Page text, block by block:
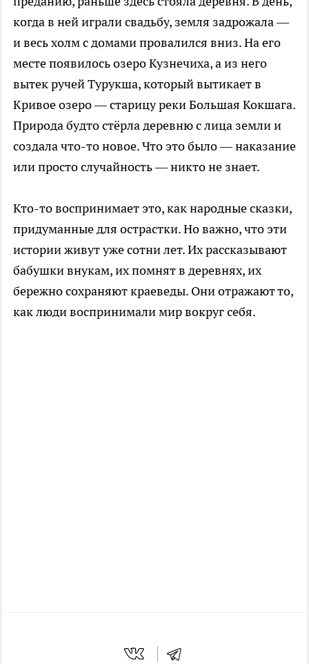
когда в ней играли свадьбу, земля задрожала —
и весь холм с домами провалился вниз. На его
месте появилось озеро Кузнечиха, а из него
вытек ручей Турукша, который вытикает в
Кривое озеро — старицу реки Большая Кокшага.
Природа будто стёрла деревню с лица земли и
создала что-то новое. Что это было — наказание
или просто случайность — никто не знает.
Кто-то воспринимает это, как народные сказки,
придуманные для острастки. Но важно, что эти
истории живут уже сотни лет. Их рассказывают
бабушки внукам, их помнят в деревнях, их
бережно сохраняют краеведы. Они отражают то,
как люди воспринимали мир вокруг себя.